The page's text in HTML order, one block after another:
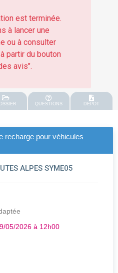
est terminée.
à lancer une
ou à consulter
partir du bouton
avis".
QUESTIONS DEPOT
recharge pour véhicules
ALPES SYME05
05/2026 à 12h00